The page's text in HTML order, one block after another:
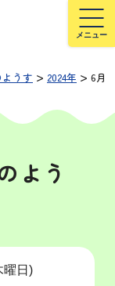
うす > 2024年 > 6月
よう
曜日)